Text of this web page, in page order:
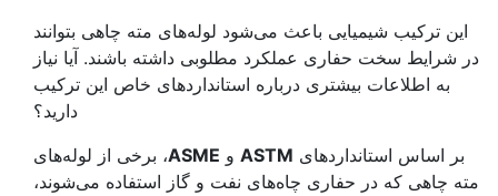
این ترکیب شیمیایی باعث می‌شود لوله‌های مته چاهی بتوانند
در شرایط سخت حفاری عملکرد مطلوبی داشته باشند. آیا نیاز
به اطلاعات بیشتری درباره استانداردهای خاص این ترکیب
دارید؟
بر اساس استانداردهای ASTM و ASME، برخی از لوله‌های
مته چاهی که در حفاری چاه‌های نفت و گاز استفاده می‌شوند،